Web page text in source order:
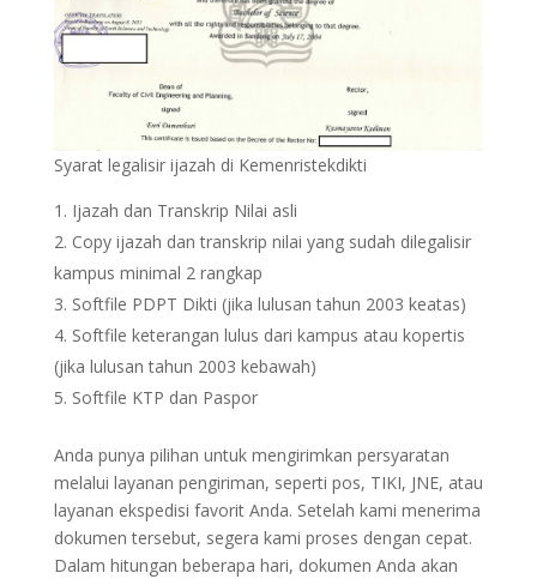
Syarat legalisir ijazah di Kemenristekdikti
Ijazah dan Transkrip Nilai asli
Copy ijazah dan transkrip nilai yang sudah dilegalisir
kampus minimal 2 rangkap
Softfile PDPT Dikti (jika lulusan tahun 2003 keatas)
Softfile keterangan lulus dari kampus atau kopertis
(jika lulusan tahun 2003 kebawah)
Softfile KTP dan Paspor
Anda punya pilihan untuk mengirimkan persyaratan
melalui layanan pengiriman, seperti pos, TIKI, JNE, atau
layanan ekspedisi favorit Anda. Setelah kami menerima
dokumen tersebut, segera kami proses dengan cepat.
Dalam hitungan beberapa hari, dokumen Anda akan